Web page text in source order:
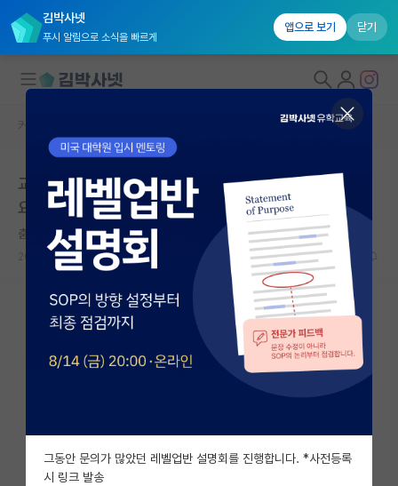
김박사넷
푸시 알림으로 소식을 빠르게
앱으로 보기 닫기
대학원생 모집
국내대학원 정보
연구실&오픈랩
커뮤니티
커뮤니티 홈
전체글보기
베스트 게시판
자유 게시판(아무개랩)
미국 유학 게시판
커뮤니티 홈
교수님과 가는 학회에서 일정 끝나면 보통 알아서 보내나
요?
춤추는 피타고라스
2026.06.12 9 5866
그동안 문의가 많았던 레벨업반 설명회를 진행합니다. *사전등록
시 링크 발송